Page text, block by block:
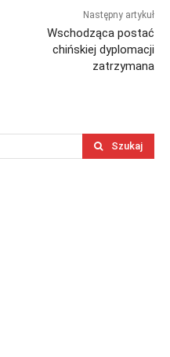
Następny artykuł
Wschodząca postać
chińskiej dyplomacji
zatrzymana
Szukaj